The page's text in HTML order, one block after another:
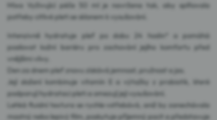
Mixa Vyživující péče 50 ml je navržena tak, aby splňovala
potřeby citlivé pleti se sklonem k vysušování.
Intenzivně hydratuje pleť po dobu 24 hodin* a pomáhá
posilovat kožní bariéru pro zachování jejího komfortu před
vnějšími vlivy.
Den za dnem pleť znovu získává jemnost, pružnost a jas.
Její složení kombinuje vitamín E a výtažky z probiotik, které
podporují hydrataci pleti a omezují její vysušování.
Lehká fluidní textura se rychle vstřebává, aniž by zanechávala
mastný nebo lepivý film, poskytuje příjemný pocit a představuje